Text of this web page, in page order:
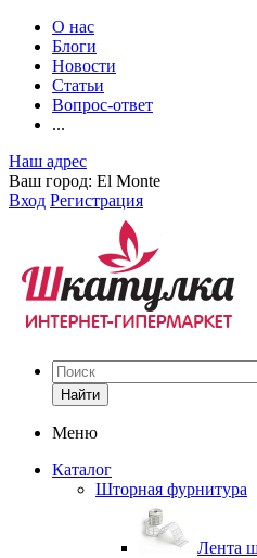
О нас
Блоги
Новости
Статьи
Вопрос-ответ
...
Наш адрес
Ваш город: El Monte
Вход Регистрация
Найти
Меню
Каталог
Шторная фурнитура
Лента